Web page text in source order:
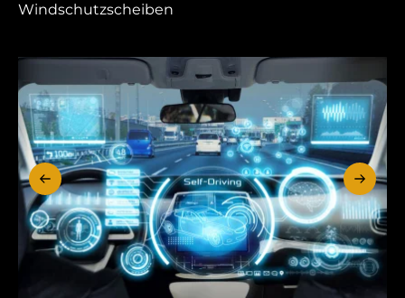
Windschutzscheiben